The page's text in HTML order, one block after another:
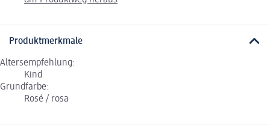
Produktmerkmale
Altersempfehlung:
Kind
Grundfarbe:
Rosé / rosa